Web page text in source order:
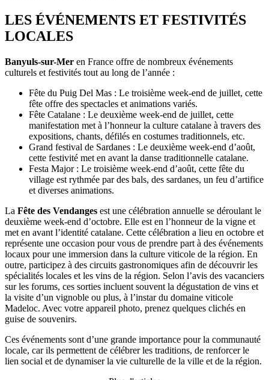
LES ÉVÉNEMENTS ET FESTIVITÉS
LOCALES
Banyuls-sur-Mer en France offre de nombreux événements
culturels et festivités tout au long de l’année :
Fête du Puig Del Mas : Le troisième week-end de juillet, cette
fête offre des spectacles et animations variés.
Fête Catalane : Le deuxième week-end de juillet, cette
manifestation met à l’honneur la culture catalane à travers des
expositions, chants, défilés en costumes traditionnels, etc.
Grand festival de Sardanes : Le deuxième week-end d’août,
cette festivité met en avant la danse traditionnelle catalane.
Festa Major : Le troisième week-end d’août, cette fête du
village est rythmée par des bals, des sardanes, un feu d’artifice
et diverses animations.
La Fête des Vendanges est une célébration annuelle se déroulant le
deuxième week-end d’octobre. Elle est en l’honneur de la vigne et
met en avant l’identité catalane. Cette célébration a lieu en octobre et
représente une occasion pour vous de prendre part à des événements
locaux pour une immersion dans la culture viticole de la région. En
outre, participez à des circuits gastronomiques afin de découvrir les
spécialités locales et les vins de la région. Selon l’avis des vacanciers
sur les forums, ces sorties incluent souvent la dégustation de vins et
la visite d’un vignoble ou plus, à l’instar du domaine viticole
Madeloc. Avec votre appareil photo, prenez quelques clichés en
guise de souvenirs.
Ces événements sont d’une grande importance pour la communauté
locale, car ils permettent de célébrer les traditions, de renforcer le
lien social et de dynamiser la vie culturelle de la ville et de la région.